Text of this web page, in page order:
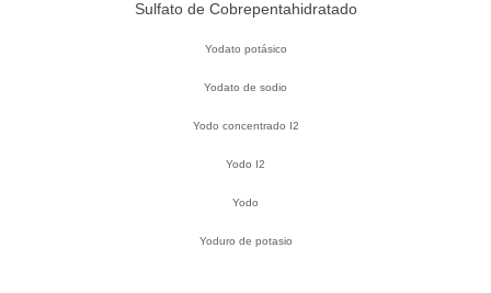
Sulfato de Cobrepentahidratado
Yodato potásico
Yodato de sodio
Yodo concentrado I2
Yodo I2
Yodo
Yoduro de potasio